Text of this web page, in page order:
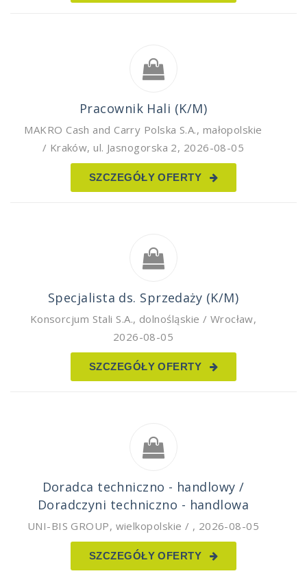
Pracownik Hali (K/M)
MAKRO Cash and Carry Polska S.A., małopolskie
/ Kraków, ul. Jasnogorska 2, 2026-08-05
SZCZEGÓŁY OFERTY
Specjalista ds. Sprzedaży (K/M)
Konsorcjum Stali S.A., dolnośląskie / Wrocław,
2026-08-05
SZCZEGÓŁY OFERTY
Doradca techniczno - handlowy /
Doradczyni techniczno - handlowa
UNI-BIS GROUP, wielkopolskie / , 2026-08-05
SZCZEGÓŁY OFERTY